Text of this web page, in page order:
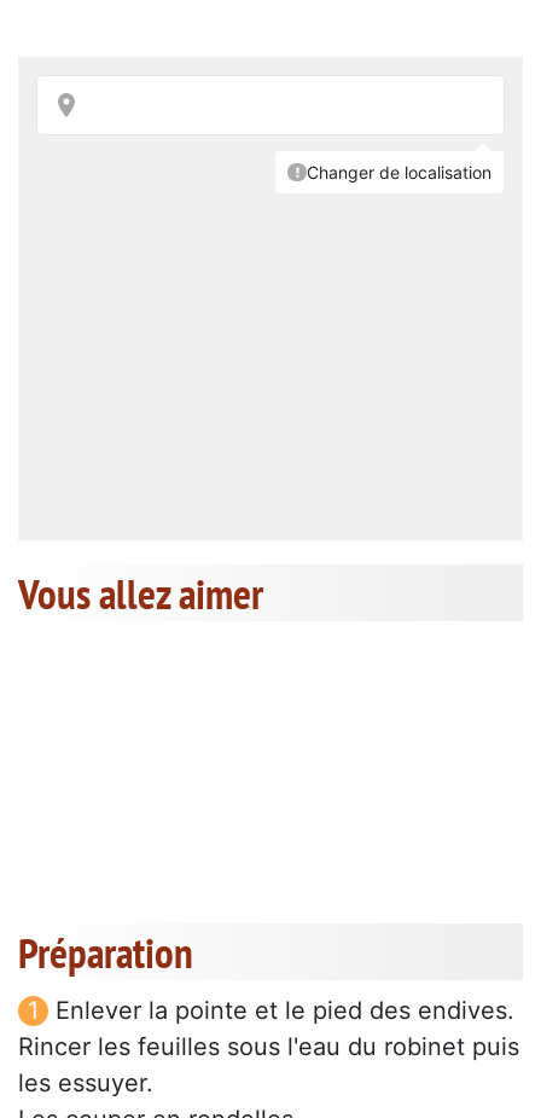
Vous allez aimer
Préparation
Enlever la pointe et le pied des endives.
Rincer les feuilles sous l'eau du robinet puis
les essuyer.